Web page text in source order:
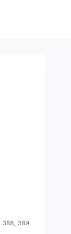
388, 389